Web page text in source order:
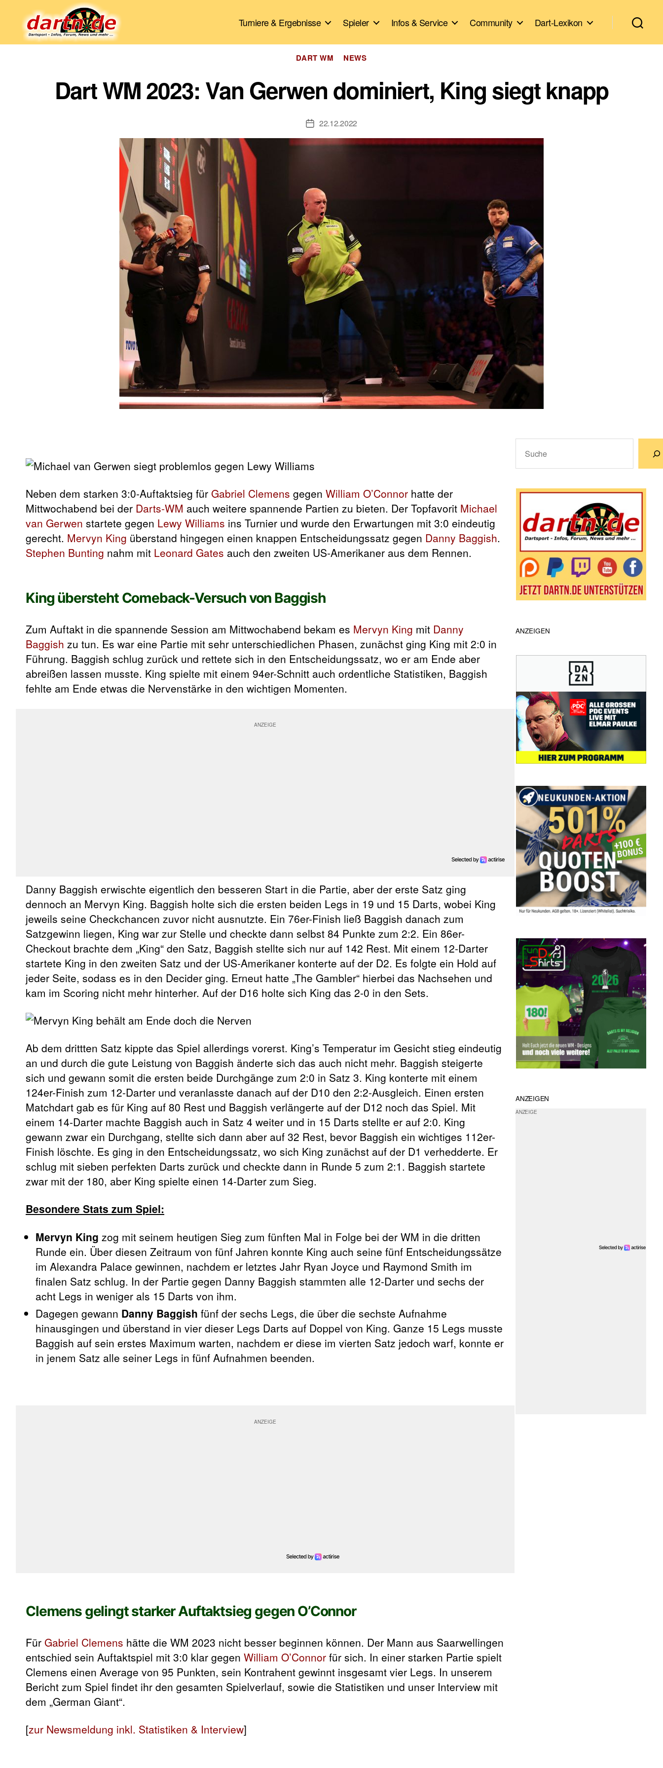
Turniere & Ergebnisse Spieler Infos & Service Community Dart-Lexikon
Kategorien
DART WM NEWS
Dart WM 2023: Van Gerwen dominiert, King siegt knapp
Veröffentlichungsdatum
22.12.2022
Neben dem starken 3:0-Auftaktsieg für Gabriel Clemens gegen William O’Connor hatte der
Mittwochabend bei der Darts-WM auch weitere spannende Partien zu bieten. Der Topfavorit Michael
van Gerwen startete gegen Lewy Williams ins Turnier und wurde den Erwartungen mit 3:0 eindeutig
gerecht. Mervyn King überstand hingegen einen knappen Entscheidungssatz gegen Danny Baggish.
Stephen Bunting nahm mit Leonard Gates auch den zweiten US-Amerikaner aus dem Rennen.
King übersteht Comeback-Versuch von Baggish
Zum Auftakt in die spannende Session am Mittwochabend bekam es Mervyn King mit Danny
Baggish zu tun. Es war eine Partie mit sehr unterschiedlichen Phasen, zunächst ging King mit 2:0 in
Führung. Baggish schlug zurück und rettete sich in den Entscheidungssatz, wo er am Ende aber
abreißen lassen musste. King spielte mit einem 94er-Schnitt auch ordentliche Statistiken, Baggish
fehlte am Ende etwas die Nervenstärke in den wichtigen Momenten.
Danny Baggish erwischte eigentlich den besseren Start in die Partie, aber der erste Satz ging
dennoch an Mervyn King. Baggish holte sich die ersten beiden Legs in 19 und 15 Darts, wobei King
jeweils seine Checkchancen zuvor nicht ausnutzte. Ein 76er-Finish ließ Baggish danach zum
Satzgewinn liegen, King war zur Stelle und checkte dann selbst 84 Punkte zum 2:2. Ein 86er-
Checkout brachte dem „King“ den Satz, Baggish stellte sich nur auf 142 Rest. Mit einem 12-Darter
startete King in den zweiten Satz und der US-Amerikaner konterte auf der D2. Es folgte ein Hold auf
jeder Seite, sodass es in den Decider ging. Erneut hatte „The Gambler“ hierbei das Nachsehen und
kam im Scoring nicht mehr hinterher. Auf der D16 holte sich King das 2-0 in den Sets.
Ab dem drittten Satz kippte das Spiel allerdings vorerst. King’s Temperatur im Gesicht stieg eindeutig
an und durch die gute Leistung von Baggish änderte sich das auch nicht mehr. Baggish steigerte
sich und gewann somit die ersten beide Durchgänge zum 2:0 in Satz 3. King konterte mit einem
124er-Finish zum 12-Darter und veranlasste danach auf der D10 den 2:2-Ausgleich. Einen ersten
Matchdart gab es für King auf 80 Rest und Baggish verlängerte auf der D12 noch das Spiel. Mit
einem 14-Darter machte Baggish auch in Satz 4 weiter und in 15 Darts stellte er auf 2:0. King
gewann zwar ein Durchgang, stellte sich dann aber auf 32 Rest, bevor Baggish ein wichtiges 112er-
Finish löschte. Es ging in den Entscheidungssatz, wo sich King zunächst auf der D1 verhedderte. Er
schlug mit sieben perfekten Darts zurück und checkte dann in Runde 5 zum 2:1. Baggish startete
zwar mit der 180, aber King spielte einen 14-Darter zum Sieg.
Besondere Stats zum Spiel:
Mervyn King zog mit seinem heutigen Sieg zum fünften Mal in Folge bei der WM in die dritten
Runde ein. Über diesen Zeitraum von fünf Jahren konnte King auch seine fünf Entscheidungssätze
im Alexandra Palace gewinnen, nachdem er letztes Jahr Ryan Joyce und Raymond Smith im
finalen Satz schlug. In der Partie gegen Danny Baggish stammten alle 12-Darter und sechs der
acht Legs in weniger als 15 Darts von ihm.
Dagegen gewann Danny Baggish fünf der sechs Legs, die über die sechste Aufnahme
hinausgingen und überstand in vier dieser Legs Darts auf Doppel von King. Ganze 15 Legs musste
Baggish auf sein erstes Maximum warten, nachdem er diese im vierten Satz jedoch warf, konnte er
in jenem Satz alle seiner Legs in fünf Aufnahmen beenden.
Clemens gelingt starker Auftaktsieg gegen O’Connor
Für Gabriel Clemens hätte die WM 2023 nicht besser beginnen können. Der Mann aus Saarwellingen
entschied sein Auftaktspiel mit 3:0 klar gegen William O’Connor für sich. In einer starken Partie spielt
Clemens einen Average von 95 Punkten, sein Kontrahent gewinnt insgesamt vier Legs. In unserem
Bericht zum Spiel findet ihr den gesamten Spielverlauf, sowie die Statistiken und unser Interview mit
dem „German Giant“.
[zur Newsmeldung inkl. Statistiken & Interview]
ANZEIGEN
ANZEIGEN